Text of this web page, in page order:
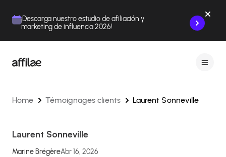
¡Descarga nuestro estudio de afiliación y
marketing de influencia 2026!
Home Témoignages clients Laurent Sonneville
Laurent Sonneville
Marine BrégèreAbr 16, 2026